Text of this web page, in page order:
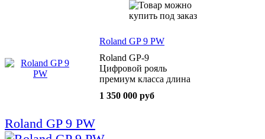
Roland GP 9 PW
Roland GP-9
Цифровой рояль
премиум класса длина
полированный
1 350 000 руб
Roland GP 9 PW